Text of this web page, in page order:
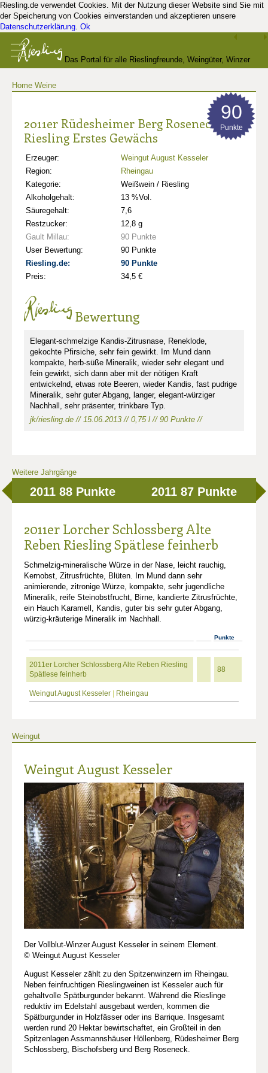
Riesling.de verwendet Cookies. Mit der Nutzung dieser Website sind Sie mit
der Speicherung von Cookies einverstanden und akzeptieren unsere
Datenschutzerklärung. Ok
Das Portal für alle Rieslingfreunde, Weingüter, Winzer
Home Weine
2011er Rüdesheimer Berg Roseneck
Riesling Erstes Gewächs
Erzeuger:
Weingut August Kesseler
Region:
Rheingau
Kategorie:
Weißwein / Riesling
Alkoholgehalt:
13 %Vol.
Säuregehalt:
7,6
Restzucker:
12,8 g
Gault Millau:
90 Punkte
User Bewertung:
90 Punkte
Riesling.de:
90 Punkte
Preis:
34,5 €
90
Punkte
Bewertung
Elegant-schmelzige Kandis-Zitrusnase, Reneklode,
gekochte Pfirsiche, sehr fein gewirkt. Im Mund dann
kompakte, herb-süße Mineralik, wieder sehr elegant und
fein gewirkt, sich dann aber mit der nötigen Kraft
entwickelnd, etwas rote Beeren, wieder Kandis, fast pudrige
Mineralik, sehr guter Abgang, langer, elegant-würziger
Nachhall, sehr präsenter, trinkbare Typ.
jk/riesling.de // 15.06.2013 // 0,75 l // 90 Punkte //
Weitere Jahrgänge
2011 88 Punkte 2011 87 Punkte
2011er Lorcher Schlossberg Alte
Reben Riesling Spätlese feinherb
Schmelzig-mineralische Würze in der Nase, leicht rauchig,
Kernobst, Zitrusfrüchte, Blüten. Im Mund dann sehr
animierende, zitronige Würze, kompakte, sehr jugendliche
Mineralik, reife Steinobstfrucht, Birne, kandierte Zitrusfrüchte,
ein Hauch Karamell, Kandis, guter bis sehr guter Abgang,
würzig-kräuterige Mineralik im Nachhall.
Punkte
2011er Lorcher Schlossberg Alte Reben Riesling
Spätlese feinherb
88
Weingut August Kesseler Rheingau
Weingut
Weingut August Kesseler
Der Vollblut-Winzer August Kesseler in seinem Element.
© Weingut August Kesseler
August Kesseler zählt zu den Spitzenwinzern im Rheingau.
Neben feinfruchtigen Rieslingweinen ist Kesseler auch für
gehaltvolle Spätburgunder bekannt. Während die Rieslinge
reduktiv im Edelstahl ausgebaut werden, kommen die
Spätburgunder in Holzfässer oder ins Barrique. Insgesamt
werden rund 20 Hektar bewirtschaftet, ein Großteil in den
Spitzenlagen Assmannshäuser Höllenberg, Rüdesheimer Berg
Schlossberg, Bischofsberg und Berg Roseneck.